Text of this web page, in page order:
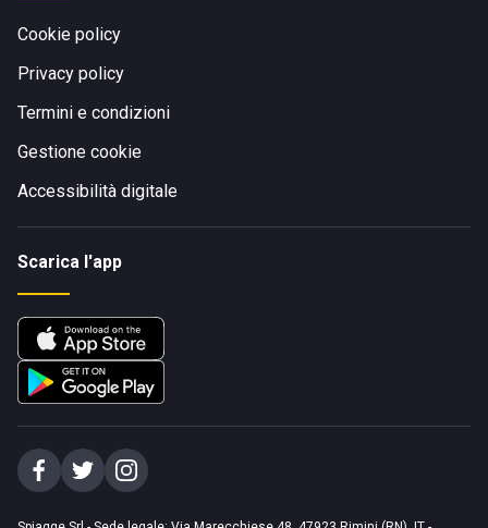
Cookie policy
Privacy policy
Termini e condizioni
Gestione cookie
Accessibilità digitale
Scarica l'app